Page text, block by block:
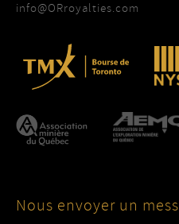
info@ORroyalties.com
Nous envoyer un